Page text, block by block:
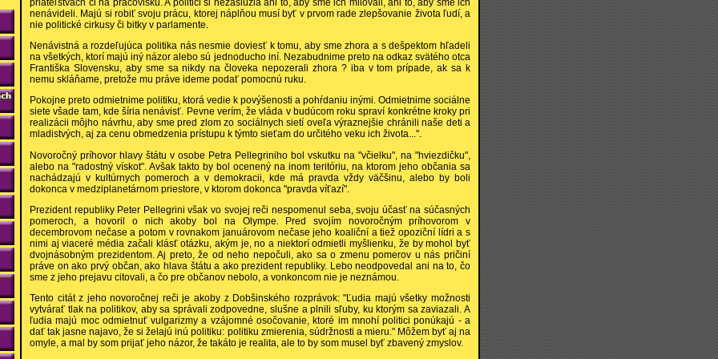
priateľstvách či na pracovisku. A politici si nezaslúžia ani to, aby sme ich milovali, ani to, aby sme ich
nenávideli. Majú si robiť svoju prácu, ktorej náplňou musí byť v prvom rade zlepšovanie života ľudí, a
nie politické cirkusy či bitky v parlamente.
Nenávistná a rozdeľujúca politika nás nesmie doviesť k tomu, aby sme zhora a s dešpektom hľadeli
na všetkých, ktorí majú iný názor alebo sú jednoducho iní. Nezabudnime preto na odkaz svätého otca
Františka Slovensku, aby sme sa nikdy na človeka nepozerali zhora ? iba v tom prípade, ak sa k
nemu skláňame, pretože mu práve ideme podať pomocnú ruku.
Pokojne preto odmietnime politiku, ktorá vedie k povýšenosti a pohŕdaniu inými. Odmietnime sociálne
siete všade tam, kde šíria nenávisť. Pevne verím, že vláda v budúcom roku spraví konkrétne kroky pri
realizácii môjho návrhu, aby sme pred zlom zo sociálnych sietí oveľa výraznejšie chránili naše deti a
mladistvých, aj za cenu obmedzenia prístupu k týmto sieťam do určitého veku ich života...".
Novoročný príhovor hlavy štátu v osobe Petra Pellegriniho bol vskutku na "včielku", na "hviezdičku",
alebo na "radostný vískot". Avšak takto by bol ocenený na inom teritóriu, na ktorom jeho občania sa
nachádzajú v kultúrnych pomeroch a v demokracii, kde má pravda vždy väčšinu, alebo by boli
dokonca v medziplanetárnom priestore, v ktorom dokonca "pravda víťazí".
Prezident republiky Peter Pellegrini však vo svojej reči nespomenul seba, svoju účasť na súčasných
pomeroch, a hovoril o nich akoby bol na Olympe. Pred svojím novoročným príhovorom v
decembrovom nečase a potom v rovnakom januárovom nečase jeho koaliční a tiež opoziční lídri a s
nimi aj viaceré média začali klásť otázku, akým je, no a niektorí odmietli myšlienku, že by mohol byť
dvojnásobným prezidentom. Aj preto, že od neho nepočuli, ako sa o zmenu pomerov u nás pričiní
práve on ako prvý občan, ako hlava štátu a ako prezident republiky. Lebo neodpovedal ani na to, čo
sme z jeho prejavu citovali, a čo pre občanov nebolo, a vonkoncom nie je neznámou.
Tento citát z jeho novoročnej reči je akoby z Dobšinského rozprávok: "Ľudia majú všetky možnosti
vytvárať tlak na politikov, aby sa správali zodpovedne, slušne a plnili sľuby, ku ktorým sa zaviazali. A
ľudia majú moc odmietnuť vulgarizmy a vzájomné osočovanie, ktoré im mnohí politici ponúkajú - a
dať tak jasne najavo, že si želajú inú politiku: politiku zmierenia, súdržnosti a mieru." Môžem byť aj na
omyle, a mal by som prijať jeho názor, že takáto je realita, ale to by som musel byť zbavený zmyslov.